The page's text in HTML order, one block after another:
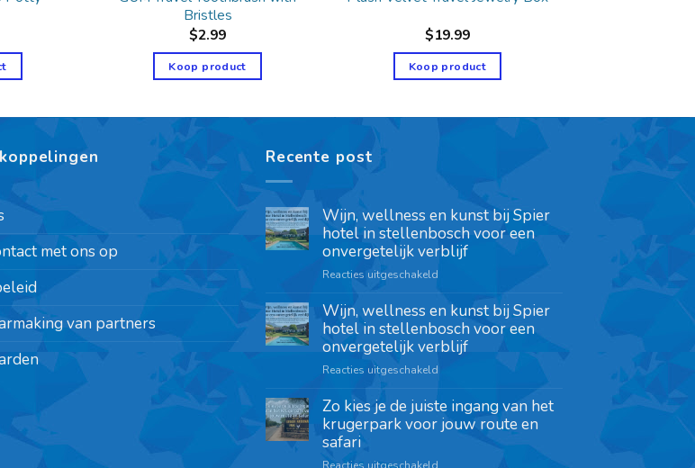
Bristles
$2.99
Koop product
$19.99
Koop product
met ons op
van partners
Recente post
Wijn, wellness en kunst bij Spier
hotel in stellenbosch voor een
onvergetelijk verblijf
Reacties uitgeschakeld
Wijn, wellness en kunst bij Spier
hotel in stellenbosch voor een
onvergetelijk verblijf
Reacties uitgeschakeld
Zo kies je de juiste ingang van het
krugerpark voor jouw route en
safari